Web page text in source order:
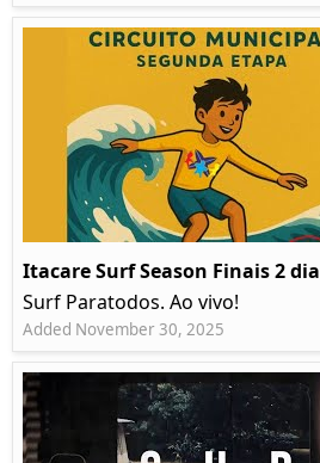
Itacare Surf Season Finais 2 dia
Surf Paratodos. Ao vivo!
Added November 30, 2025